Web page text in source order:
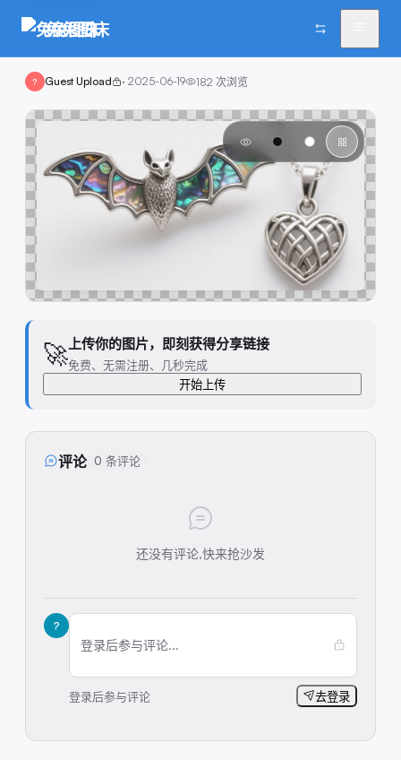
兔兔图床
? Guest Upload · 2025-06-19 182 次浏览
🚀上传你的图片，即刻获得分享链接
免费、无需注册、几秒完成
开始上传
评论 0 条评论
还没有评论,快来抢沙发
?
登录后参与评论...
登录后参与评论 去登录